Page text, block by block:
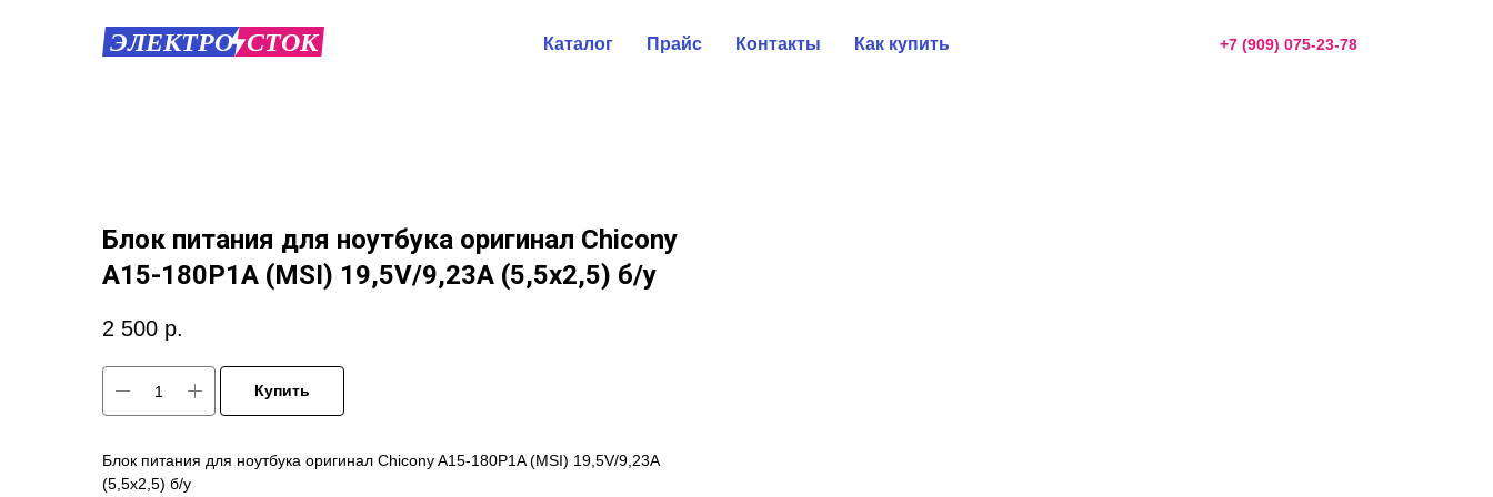
Каталог Прайс Контакты Как купить +7 (909) 075-23-78
Блок питания для ноутбука оригинал Chicony
A15-180P1A (MSI) 19,5V/9,23A (5,5x2,5) б/у
2 500 р.
Купить
Блок питания для ноутбука оригинал Chicony A15-180P1A (MSI) 19,5V/9,23A
(5,5x2,5) б/у